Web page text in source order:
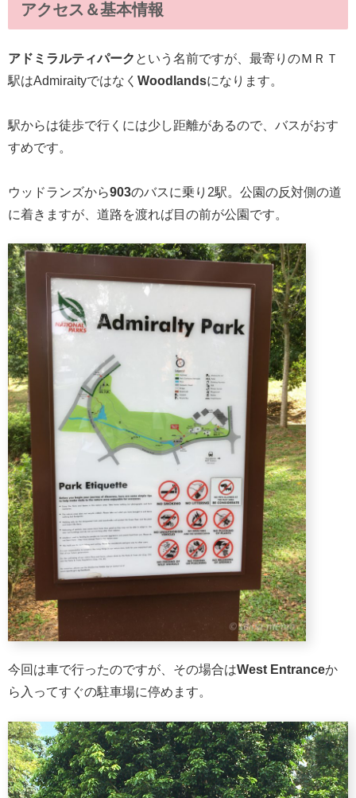
アクセス＆基本情報
アドミラルティパーク という名前ですが、最寄りのＭＲＴ
駅はAdmiraityではなく Woodlandsになります。
駅からは徒歩で行くには少し距離があるので、バスがおす
すめです。
ウッドランズから903のバスに乗り2駅。公園の反対側の道
に着きますが、道路を渡れば目の前が公園です。
今回は車で行ったのですが、その場合はWest Entranceか
ら入ってすぐの駐車場に停めます。